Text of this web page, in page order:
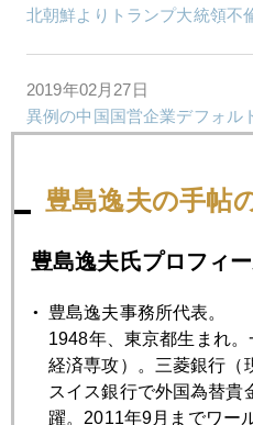
北朝鮮よりトランプ大統領不
2019年02月27日
異例の中国国営企業デフォル
2019年02月26日
米中停戦、次の標的は日本か
ジム・ロジャーズの本音
2019年02月22日
過剰流動性相場の復活？
豊島逸夫の手帖
豊島逸夫氏プロフィ
豊島逸夫事務所代表。
1948年、東京都生まれ
経済専攻）。三菱銀行（
スイス銀行で外国為替貴
躍。2011年9月までワー